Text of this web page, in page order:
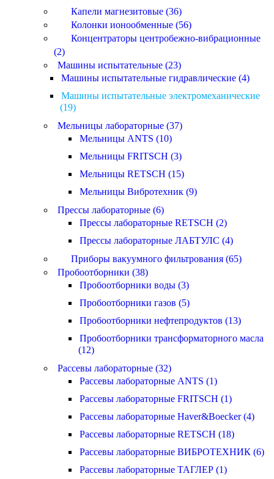
Капели магнезитовые (36)
Колонки ионообменные (56)
Концентраторы центробежно-вибрационные
(2)
Машины испытательные (23)
Машины испытательные гидравлические (4)
Машины испытательные электромеханические
(19)
Мельницы лабораторные (37)
Мельницы ANTS (10)
Мельницы FRITSCH (3)
Мельницы RETSCH (15)
Мельницы Вибротехник (9)
Прессы лабораторные (6)
Прессы лабораторные RETSCH (2)
Прессы лабораторные ЛАБТУЛС (4)
Приборы вакуумного фильтрования (65)
Пробоотборники (38)
Пробоотборники воды (3)
Пробоотборники газов (5)
Пробоотборники нефтепродуктов (13)
Пробоотборники трансформаторного масла
(12)
Рассевы лабораторные (32)
Рассевы лабораторные ANTS (1)
Рассевы лабораторные FRITSCH (1)
Рассевы лабораторные Haver&Boecker (4)
Рассевы лабораторные RETSCH (18)
Рассевы лабораторные ВИБРОТЕХНИК (6)
Рассевы лабораторные ТАГЛЕР (1)